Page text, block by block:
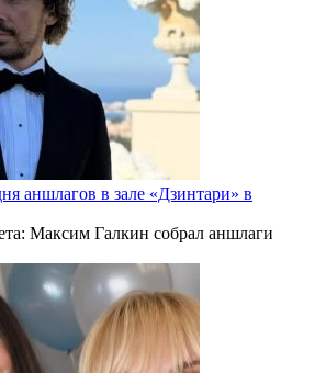
аншлагов в зале «Дзинтари» в
Максим Галкин собрал аншлаги